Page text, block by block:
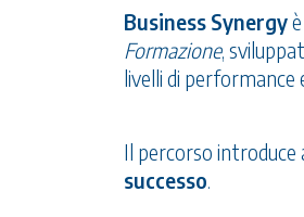
Business Synergy
Formazione,
livelli di performance
Il percorso introduce
successo.